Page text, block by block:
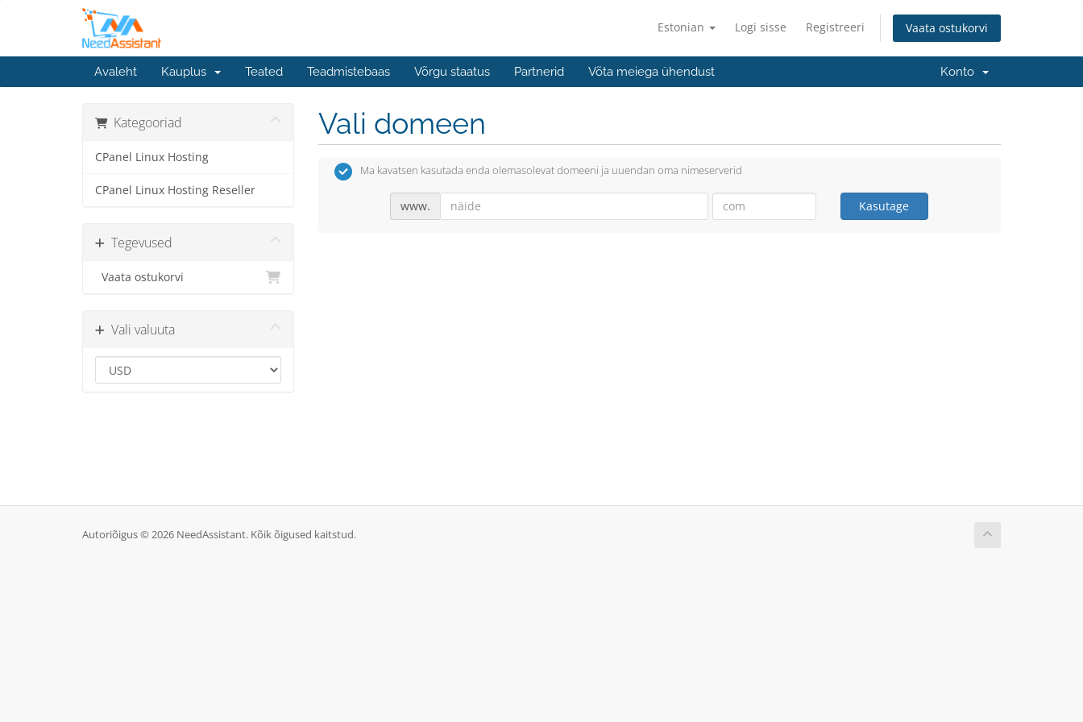
Estonian Logi sisse Registreeri Vaata ostukorvi
Avaleht Kauplus Teated Teadmistebaas Võrgu staatus Partnerid Võta meiega ühendust Konto
Kategooriad
CPanel Linux Hosting
CPanel Linux Hosting Reseller
Tegevused
Vaata ostukorvi
Vali valuuta
Vali domeen
Ma kavatsen kasutada enda olemasolevat domeeni ja uuendan oma nimeserverid
www. Kasutage
Autoriõigus © 2026 NeedAssistant. Kõik õigused kaitstud.